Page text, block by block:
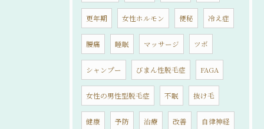
更年期 女性ホルモン 便秘 冷え症
腰痛 睡眠 マッサージ ツボ
シャンプー びまん性脱毛症 FAGA
女性の男性型脱毛症 不眠 抜け毛
健康 予防 治療 改善 自律神経